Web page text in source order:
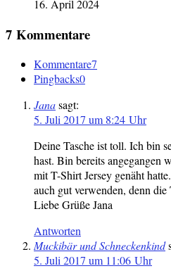
16. April 2024
7 Kommentare
Kommentare7
Pingbacks0
Janasagt:
5. Juli 2017 um 8:24 Uhr
Deine Tasche ist toll. Ich bin
hast. Bin bereits angegangen
mit T-Shirt Jersey genäht
auch gut verwenden, denn die
Liebe Grüße Jana
Antworten
Muckibär und Schneckenkind
5. Juli 2017 um 11:06 Uhr